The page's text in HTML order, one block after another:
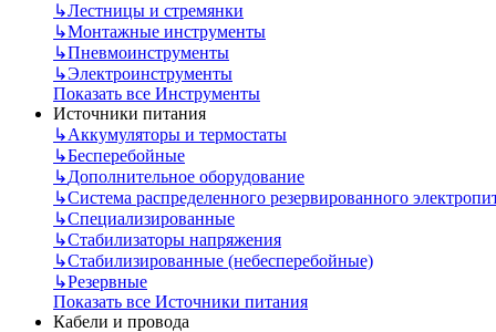
↳Лестницы и стремянки
↳Монтажные инструменты
↳Пневмоинструменты
↳Электроинструменты
Показать все Инструменты
Источники питания
↳Аккумуляторы и термостаты
↳Бесперебойные
↳Дополнительное оборудование
↳Система распределенного резервированного
↳Специализированные
↳Стабилизаторы напряжения
↳Стабилизированные (небесперебойные)
↳Резервные
Показать все Источники питания
Кабели и провода